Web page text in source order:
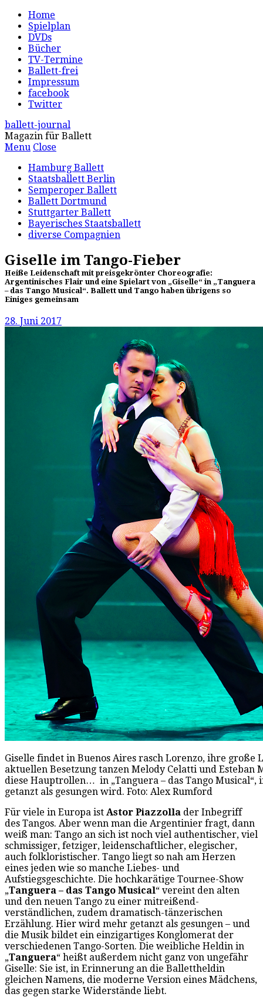
Home
Spielplan
DVDs
Bücher
TV-Termine
Ballett-frei
Impressum
facebook
Twitter
ballett-journal
Magazin für Ballett
Menu Close
Hamburg Ballett
Staatsballett Berlin
Semperoper Ballett
Ballett Dortmund
Stuttgarter Ballett
Bayerisches Staatsballett
diverse Compagnien
Giselle im Tango-Fieber
Heiße Leidenschaft mit preisgekrönter Choreografie:
Argentinisches Flair und eine Spielart von „Giselle“ in „Tanguera
– das Tango Musical“. Ballett und Tango haben übrigens so
Einiges gemeinsam
28. Juni 2017
Giselle findet in Buenos Aires rasch Lorenzo, ihre große
aktuellen Besetzung tanzen Melody Celatti und Esteban
diese Hauptrollen… in „Tanguera – das Tango Musical“,
getanzt als gesungen wird. Foto: Alex Rumford
Für viele in Europa ist Astor Piazzolla der Inbegriff
des Tangos. Aber wenn man die Argentinier fragt, dann
weiß man: Tango an sich ist noch viel authentischer, viel
schmissiger, fetziger, leidenschaftlicher, elegischer,
auch folkloristischer. Tango liegt so nah am Herzen
eines jeden wie so manche Liebes- und
Aufstiegsgeschichte. Die hochkarätige Tournee-Show
„Tanguera – das Tango Musical“ vereint den alten
und den neuen Tango zu einer mitreißend-
verständlichen, zudem dramatisch-tänzerischen
Erzählung. Hier wird mehr getanzt als gesungen – und
die Musik bildet ein einzigartiges Konglomerat der
verschiedenen Tango-Sorten. Die weibliche Heldin in
„Tanguera“ heißt außerdem nicht ganz von ungefähr
Giselle: Sie ist, in Erinnerung an die Ballettheldin
gleichen Namens, die moderne Version eines Mädchens,
das gegen starke Widerstände liebt.